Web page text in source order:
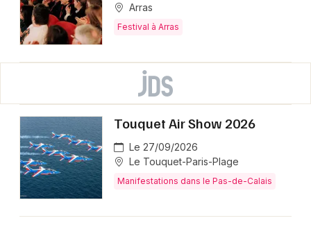
Arras
Festival à Arras
Touquet Air Show 2026
Le 27/09/2026
Le Touquet-Paris-Plage
Manifestations dans le Pas-de-Calais